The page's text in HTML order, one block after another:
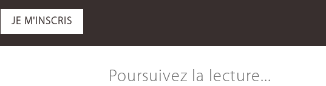
JE M'INSCRIS
Poursuivez la lecture...